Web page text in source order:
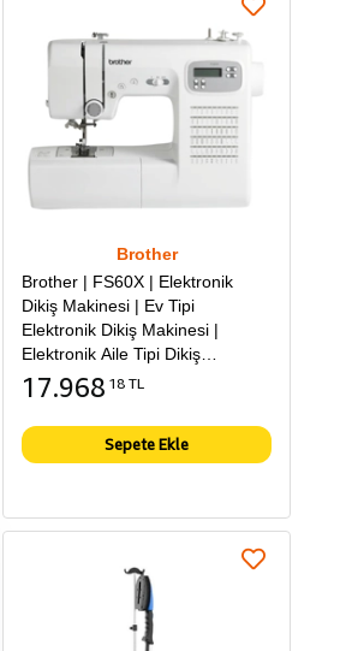
Brother
Brother | FS60X | Elektronik
Dikiş Makinesi | Ev Tipi
Elektronik Dikiş Makinesi |
Elektronik Aile Tipi Dikiş
Makinesi
17.968 18 TL
Sepete Ekle